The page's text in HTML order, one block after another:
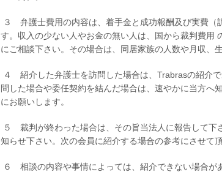
３ 弁護士費用の内容は、着手金と成功報酬及び実費（
す。収入の少ない人やお金の無い人は、国から裁判費用
にご相談下さい。その場合は、同居家族の人数や月収、
４ 紹介した弁護士を訪問した場合は、Trabrasの紹介
問した場合や委任契約を結んだ場合は、速やかに当方へ
にお願いします。
５ 裁判が終わった場合は、その旨当法人に報告して下
知らせ下さい。次の会員に紹介する場合の参考にさせて頂
６ 相談の内容や事情によっては、紹介できない場合が